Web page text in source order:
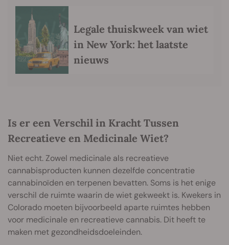
Legale thuiskweek van wiet
in New York: het laatste
nieuws
Is er een Verschil in Kracht Tussen
Recreatieve en Medicinale Wiet?
Niet echt. Zowel medicinale als recreatieve
cannabisproducten kunnen dezelfde concentratie
cannabinoïden en terpenen bevatten. Soms is het enige
verschil de ruimte waarin de wiet gekweekt is. Kwekers in
Colorado moeten bijvoorbeeld aparte ruimtes hebben
voor medicinale en recreatieve cannabis. Dit heeft te
maken met gezondheidsdoeleinden.